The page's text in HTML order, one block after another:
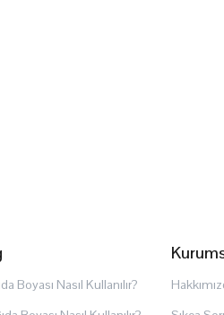
Boyası Nasıl Kullanılır?